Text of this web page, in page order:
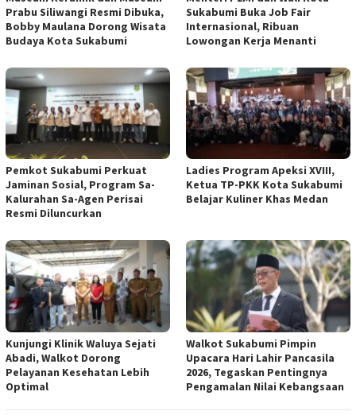
Prabu Siliwangi Resmi Dibuka,
Bobby Maulana Dorong Wisata
Budaya Kota Sukabumi
Sukabumi Buka Job Fair
Internasional, Ribuan
Lowongan Kerja Menanti
Pemkot Sukabumi Perkuat
Jaminan Sosial, Program Sa-
Kalurahan Sa-Agen Perisai
Resmi Diluncurkan
Ladies Program Apeksi XVIII,
Ketua TP-PKK Kota Sukabumi
Belajar Kuliner Khas Medan
Kunjungi Klinik Waluya Sejati
Abadi, Walkot Dorong
Pelayanan Kesehatan Lebih
Optimal
Walkot Sukabumi Pimpin
Upacara Hari Lahir Pancasila
2026, Tegaskan Pentingnya
Pengamalan Nilai Kebangsaan